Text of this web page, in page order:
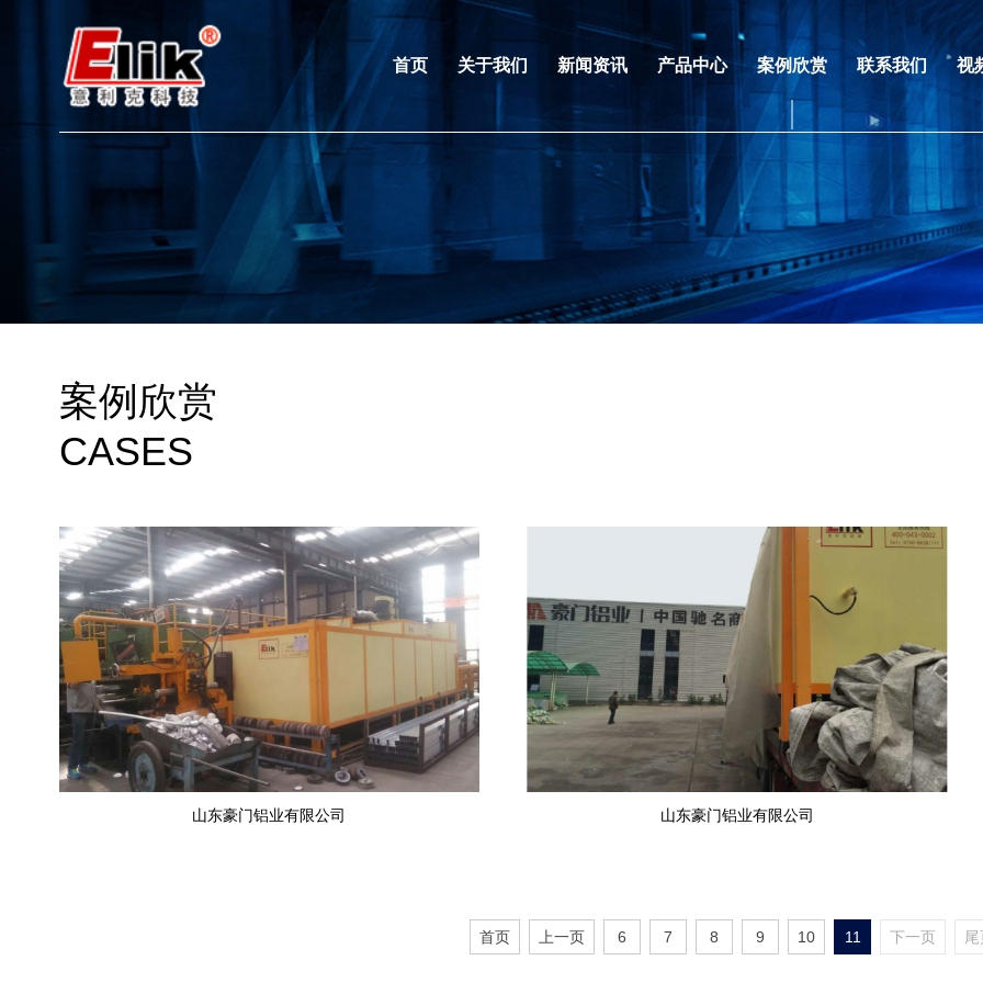
首页 关于我们 新闻资讯 产品中心 案例欣赏 联系我们 视
案例欣赏
CASES
山东豪门铝业有限公司 山东豪门铝业有限公司
首页 上一页 6 7 8 9 10 11 下一页